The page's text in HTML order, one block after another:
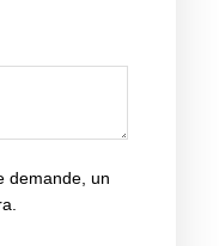
demande, un